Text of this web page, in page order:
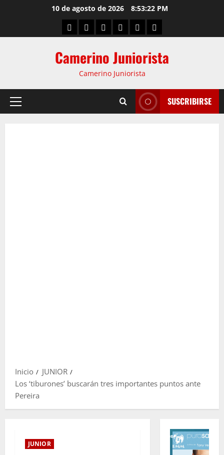
10 de agosto de 2026 8:53:23 PM
Camerino Juniorista
Camerino Juniorista
SUSCRIBIRSE
Inicio
JUNIOR
Los ‘tiburones’ buscarán tres importantes puntos ante
Pereira
JUNIOR